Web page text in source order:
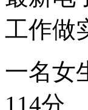
工作做
一名女
114分